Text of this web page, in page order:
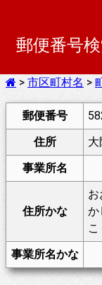
郵便番号
> 市区町村名 >
郵便番号
住所
事業所名
住所かな
お
か
事業所名かな